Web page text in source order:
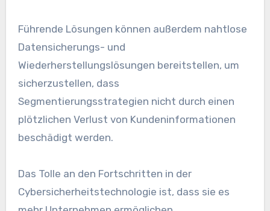
Führende Lösungen können außerdem nahtlose
Datensicherungs- und
Wiederherstellungslösungen bereitstellen, um
sicherzustellen, dass
Segmentierungsstrategien nicht durch einen
plötzlichen Verlust von Kundeninformationen
beschädigt werden.
Das Tolle an den Fortschritten in der
Cybersicherheitstechnologie ist, dass sie es